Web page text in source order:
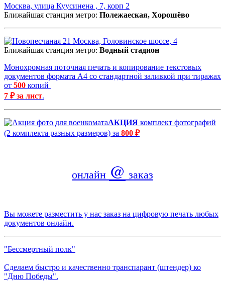
Москва, улица Куусинена , 7, корп 2
Ближайшая станция метро: Полежаеская, Хорошёво
Москва, Головинское шоссе, 4
Ближайшая станция метро: Водный стадион
Монохромная поточная печать и копирование текстовых
документов формата А4 со стандартной заливкой при тиражах
от 500 копий
7 ₽ за лист.
АКЦИЯ комплект фотографий
(2 комплекта разных размеров) за 800 ₽
онлайн @ заказ
Вы можете разместить у нас заказ на цифровую печать любых
документов онлайн.
"Бессмертный полк"
Сделаем быстро и качественно транспарант (штендер) ко
"Дню Победы".